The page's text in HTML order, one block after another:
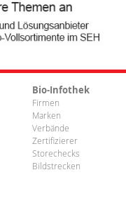
Bio-Infothek
Firmen
Marken
Verbände
Zertifizierer
Storechecks
Bildstrecken